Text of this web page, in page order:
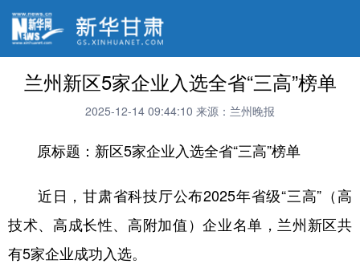
兰州新区5家企业入选全省“三高”榜单
2025-12-14 09:44:10 来源：兰州晚报
原标题：新区5家企业入选全省“三高”榜单
近日，甘肃省科技厅公布2025年省级“三高”（高
技术、高成长性、高附加值）企业名单，兰州新区共
有5家企业成功入选。